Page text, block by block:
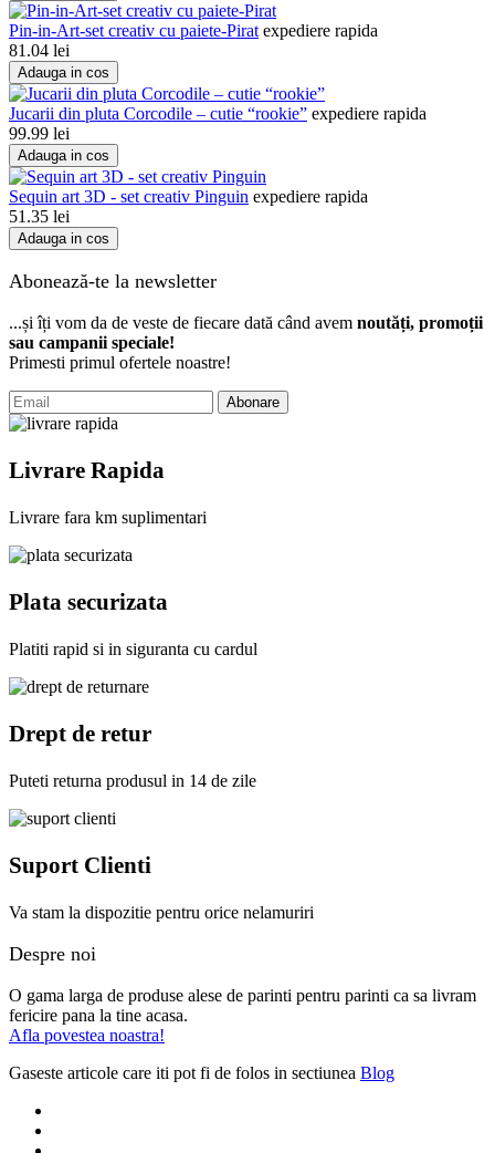
Pin-in-Art-set creativ cu paiete-Pirat expediere rapida
81.04 lei
Adauga in cos
Jucarii din pluta Corcodile – cutie “rookie” expediere rapida
99.99 lei
Adauga in cos
Sequin art 3D - set creativ Pinguin expediere rapida
51.35 lei
Adauga in cos
Abonează-te la newsletter
...și îți vom da de veste de fiecare dată când avem noutăți, promoții
sau campanii speciale!
Primesti primul ofertele noastre!
Abonare
Livrare Rapida
Livrare fara km suplimentari
Plata securizata
Platiti rapid si in siguranta cu cardul
Drept de retur
Puteti returna produsul in 14 de zile
Suport Clienti
Va stam la dispozitie pentru orice nelamuriri
Despre noi
O gama larga de produse alese de parinti pentru parinti ca sa livram
fericire pana la tine acasa.
Afla povestea noastra!
Gaseste articole care iti pot fi de folos in sectiunea Blog